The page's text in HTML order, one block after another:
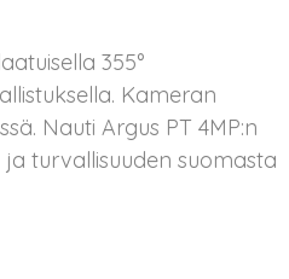
355°
Kameran
Nauti Argus PT 4MP:n
turvallisuuden suomasta